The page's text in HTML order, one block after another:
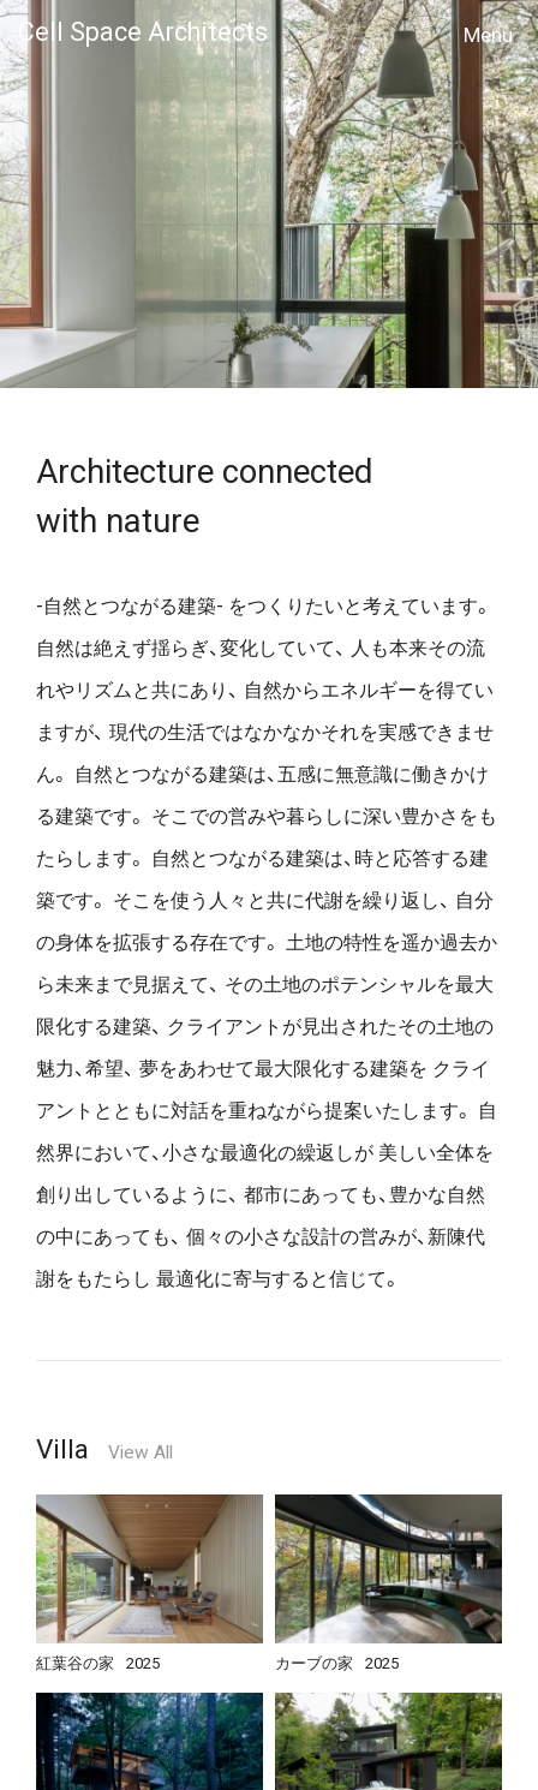
Cell Space Architects
MENU
Architecture connected
with nature
-自然とつながる建築- をつくりたいと考えています。
自然は絶えず揺らぎ、変化していて、
人も本来その流
れやリズムと共にあり、 自然からエネルギーを得てい
ますが、 現代の生活ではなかなかそれを実感できませ
ん。
自然とつながる建築は、五感に無意識に働きかけ
る建築です。 そこでの営みや暮らしに深い豊かさをも
たらします。
自然とつながる建築は、時と応答する建
築です。 そこを使う人々と共に代謝を繰り返し、 自分
の身体を拡張する存在です。 土地の特性を遥か過去か
ら未来まで見据えて、 その土地のポテンシャルを最大
限化する建築、 クライアントが見出されたその土地の
魅力、希望、 夢をあわせて最大限化する建築を クライ
アントとともに対話を重ねながら提案いたします。
自
然界において、小さな最適化の繰返しが 美しい全体を
創り出しているように、 都市にあっても、豊かな自然
の中にあっても、 個々の小さな設計の営みが、新陳代
謝をもたらし 最適化に寄与すると信じて。
Villa View All
紅葉谷の家 2025 カーブの家 2025